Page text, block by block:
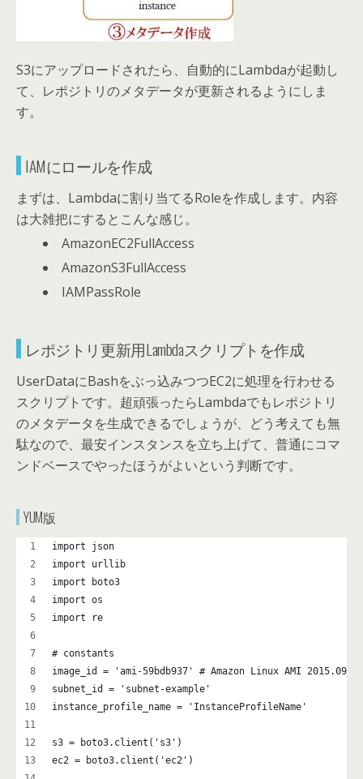
S3にアップロードされたら、自動的にLambdaが起動し
て、レポジトリのメタデータが更新されるようにしま
す。
IAMにロールを作成
まずは、Lambdaに割り当てるRoleを作成します。内容
は大雑把にするとこんな感じ。
AmazonEC2FullAccess
AmazonS3FullAccess
IAMPassRole
レポジトリ更新用Lambdaスクリプトを作成
UserDataにBashをぶっ込みつつEC2に処理を行わせる
スクリプトです。超頑張ったらLambdaでもレポジトリ
のメタデータを生成できるでしょうが、どう考えても無
駄なので、最安インスタンスを立ち上げて、普通にコマ
ンドベースでやったほうがよいという判断です。
YUM版
import json
import urllib
import boto3
import os
import re
# constants
image_id = 'ami-59bdb937' # Amazon Linux AMI 2015.09.2
subnet_id = 'subnet-example'
instance_profile_name = 'InstanceProfileName'
s3 = boto3.client('s3')
ec2 = boto3.client('ec2')